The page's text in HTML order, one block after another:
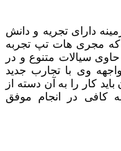
دارای تجریه و دانش
مجری هات تپ تجربه
سیالات متنوع و در
وی با تجارب جدید
کار را به آن دسته از
کافی در انجام موفق